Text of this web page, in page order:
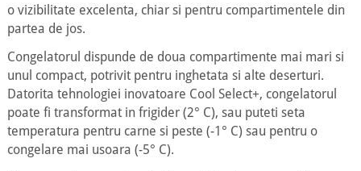
o vizibilitate excelenta, chiar si pentru compartimentele din
partea de jos.
Congelatorul dispunde de doua compartimente mai mari si
unul compact, potrivit pentru inghetata si alte deserturi.
Datorita tehnologiei inovatoare Cool Select+, congelatorul
poate fi transformat in frigider (2° C), sau puteti seta
temperatura pentru carne si peste (-1° C) sau pentru o
congelare mai usoara (-5° C).